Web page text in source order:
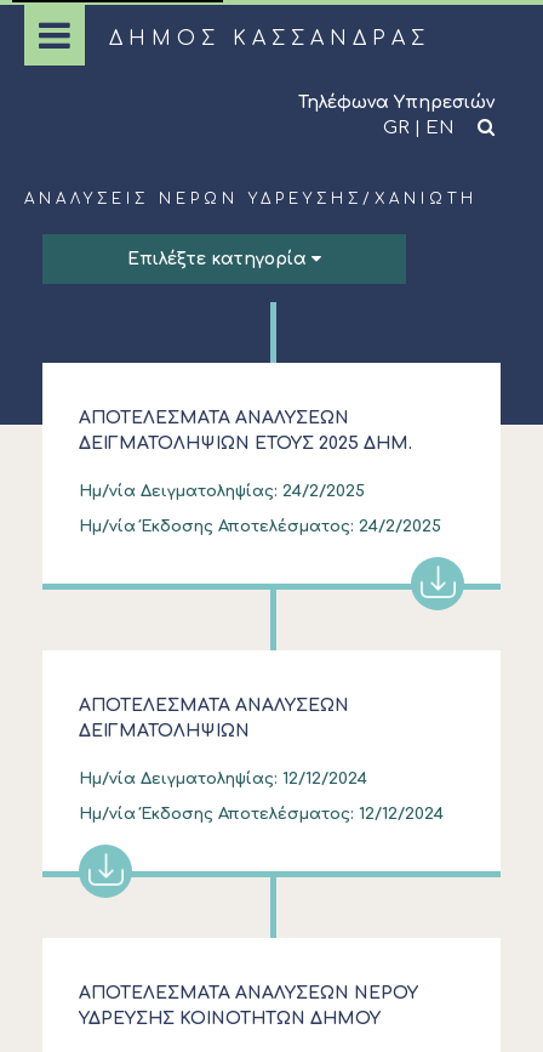
ΔΗΜΟΣ ΚΑΣΣΑΝΔΡΑΣ
Τηλέφωνα Υπηρεσιών
GR | EN
ΑΝΑΛΎΣΕΙΣ ΝΕΡΏΝ ΎΔΡΕΥΣΗΣ / ΧΑΝΙΏΤΗ
Επιλέξτε κατηγορία
ΑΠΟΤΕΛΕΣΜΑΤΑ ΑΝΑΛΥΣΕΩΝ
ΔΕΙΓΜΑΤΟΛΗΨΙΩΝ ΕΤΟΥΣ 2025 ΔΗΜ.
Ημ/νία Δειγματοληψίας: 24/2/2025
Ημ/νία Έκδοσης Αποτελέσματος: 24/2/2025
ΑΠΟΤΕΛΕΣΜΑΤΑ ΑΝΑΛΥΣΕΩΝ
ΔΕΙΓΜΑΤΟΛΗΨΙΩΝ
Ημ/νία Δειγματοληψίας: 12/12/2024
Ημ/νία Έκδοσης Αποτελέσματος: 12/12/2024
ΑΠΟΤΕΛΕΣΜΑΤΑ ΑΝΑΛΥΣΕΩΝ ΝΕΡΟΥ
ΥΔΡΕΥΣΗΣ ΚΟΙΝΟΤΗΤΩΝ ΔΗΜΟΥ